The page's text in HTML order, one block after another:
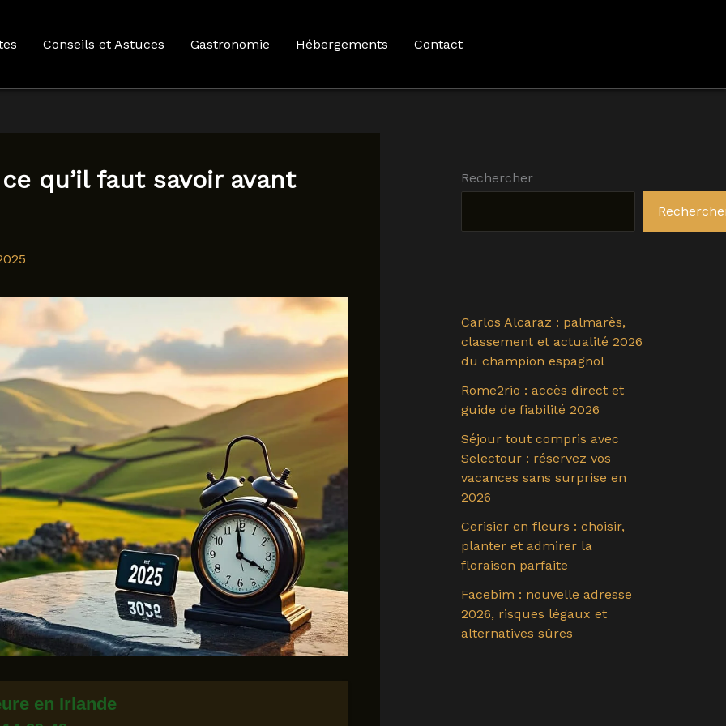
Conseils et Astuces Gastronomie Hébergements Contact
qu’il faut savoir avant
en Irlande
Rechercher
Carlos Alcaraz : palmarès,
classement et actualité 2026
du champion espagnol
Rome2rio : accès direct et
guide de fiabilité 2026
Séjour tout compris avec
Selectour : réservez vos
vacances sans surprise en
2026
Cerisier en fleurs : choisir,
planter et admirer la
floraison parfaite
Facebim : nouvelle adresse
2026, risques légaux et
alternatives sûres